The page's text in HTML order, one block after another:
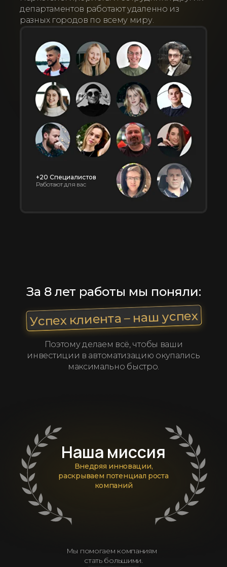
департаментов работают удаленно из
разных городов по всему миру.
+20 Специалистов
Работают для вас
За 8 лет работы мы поняли:
Успех клиента – наш успех
Поэтому делаем всё, чтобы ваши
инвестиции в автоматизацию окупались
максимально быстро.
Наша миссия
Внедряя инновации,
раскрываем потенциал роста
компаний
Мы помогаем компаниям
стать большими.